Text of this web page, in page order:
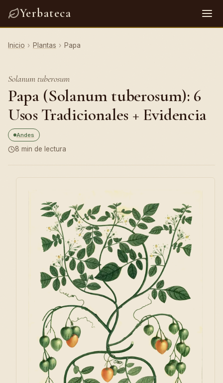
Yerbateca
Inicio › Plantas › Papa
Solanum tuberosum
Papa (Solanum tuberosum): 6
Usos Tradicionales + Evidencia
Andes
8 min de lectura